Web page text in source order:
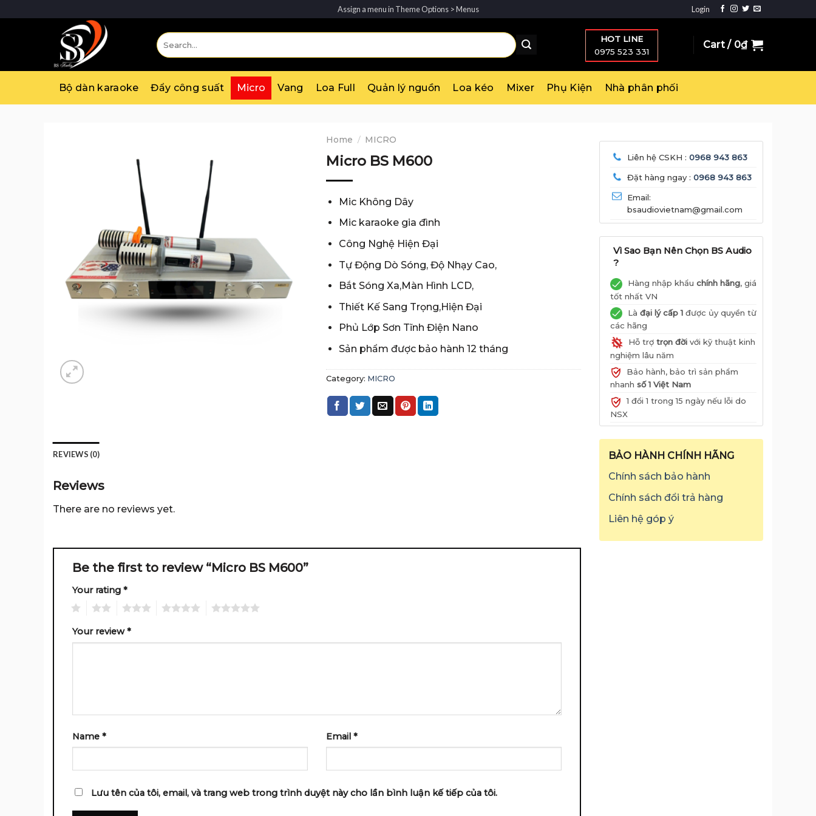
to
Assign a menu in Theme Options > Menus Login
Search
for:
HOT LINE
0975 523 331
Cart / 0₫
Bộ dàn karaoke Đẩy công suất Micro Vang Loa Full Quản lý nguồn Loa kéo Mixer Phụ Kiện Nhà phân phối
Home / MICRO
Micro BS M600
Mic Không Dây
Mic karaoke gia đình
Công Nghệ Hiện Đại
Tự Động Dò Sóng, Độ Nhạy Cao,
Bắt Sóng Xa,Màn Hình LCD,
Thiết Kế Sang Trọng,Hiện Đại
Phủ Lớp Sơn Tĩnh Điện Nano
Sản phẩm được bảo hành 12 tháng
Category: MICRO
REVIEWS (0)
Reviews
There are no reviews yet.
Be the first to review “Micro BS M600”
Your rating *
Your review*
Name * Email *
Lưu tên của tôi, email, và trang web trong trình duyệt này cho lần bình luận kế tiếp của tôi.
Liên hệ CSKH : 0968 943 863
Đặt hàng ngay : 0968 943 863
Email:
bsaudiovietnam@gmail.com
Vì Sao Bạn Nên Chọn BS Audio
?
Hàng nhập khẩu chính hãng, giá
tốt nhất VN
Là đại lý cấp 1được ủy quyền từ
các hãng
Hỗ trợ trọn đờivới kỹ thuật kinh
nghiệm lâu năm
Bảo hành, bảo trì sản phẩm
nhanh số 1 Việt Nam
1 đổi 1 trong 15 ngày nếu lỗi do
NSX
BẢO HÀNH CHÍNH HÃNG
Chính sách bảo hành
Chính sách đổi trả hàng
Liên hệ góp ý